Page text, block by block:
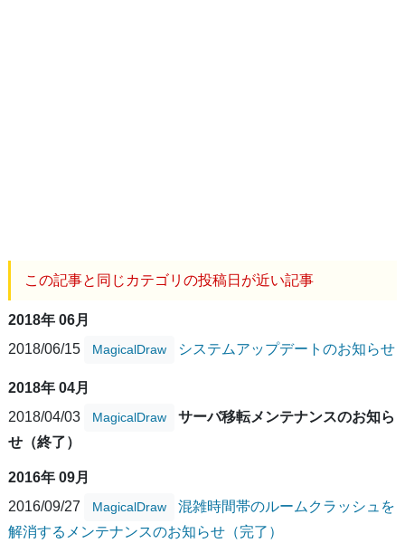
この記事と同じカテゴリの投稿日が近い記事
2018年 06月
2018/06/15
MagicalDraw システムアップデートのお知らせ
2018年 04月
2018/04/03
MagicalDraw
サーバ移転メンテナンスのお知ら
せ（終了）
2016年 09月
2016/09/27
MagicalDraw
混雑時間帯のルームクラッシュを
解消するメンテナンスのお知らせ（完了）